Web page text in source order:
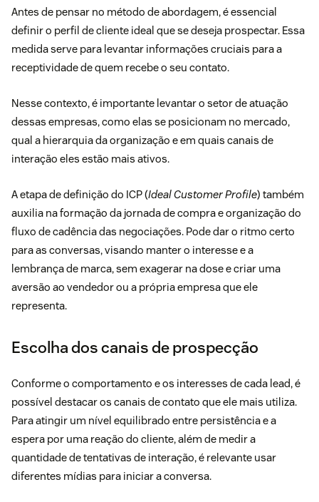
Antes de pensar no método de abordagem, é essencial
definir o perfil de cliente ideal que se deseja prospectar. Essa
medida serve para levantar informações cruciais para a
receptividade de quem recebe o seu contato.
Nesse contexto, é importante levantar o setor de atuação
dessas empresas, como elas se posicionam no mercado,
qual a hierarquia da organização e em quais canais de
interação eles estão mais ativos.
A etapa de definição do ICP (Ideal Customer Profile) também
auxilia na formação da jornada de compra e organização do
fluxo de cadência das negociações. Pode dar o ritmo certo
para as conversas, visando manter o interesse e a
lembrança de marca, sem exagerar na dose e criar uma
aversão ao vendedor ou a própria empresa que ele
representa.
Escolha dos canais de prospecção
Conforme o comportamento e os interesses de cada lead, é
possível destacar os canais de contato que ele mais utiliza.
Para atingir um nível equilibrado entre persistência e a
espera por uma reação do cliente, além de medir a
quantidade de tentativas de interação, é relevante usar
diferentes mídias para iniciar a conversa.